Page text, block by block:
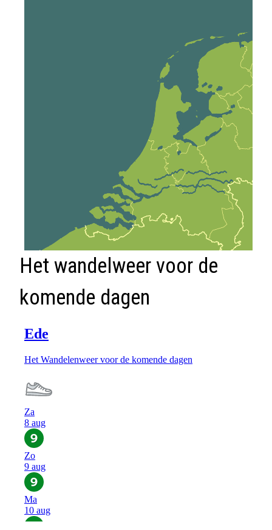
Het wandelweer voor de
komende dagen